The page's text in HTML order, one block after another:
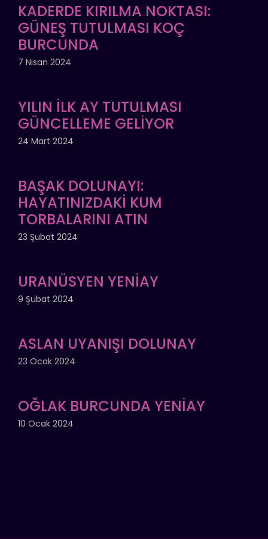
KADERDE KIRILMA NOKTASI:
GÜNEŞ TUTULMASI KOÇ
BURCUNDA
7 Nisan 2024
YILIN İLK AY TUTULMASI
GÜNCELLEME GELİYOR
24 Mart 2024
BAŞAK DOLUNAYI:
HAYATINIZDAKİ KUM
TORBALARINI ATIN
23 Şubat 2024
URANÜSYEN YENİAY
9 Şubat 2024
ASLAN UYANIŞI DOLUNAY
23 Ocak 2024
OĞLAK BURCUNDA YENİAY
10 Ocak 2024